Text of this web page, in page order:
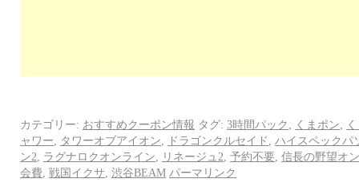
カテゴリー: おすすめクーポン情報 タグ: 3時間パック くまポン
ャワー
タワーオブアイオン ドラゴンクルセイド
ハイスペックパ
ン2
ラグナロクオンライン リネージュ2 予約不要 信長の野望オ
会費 戦国イクサ 渋谷BEAM パーマリンク